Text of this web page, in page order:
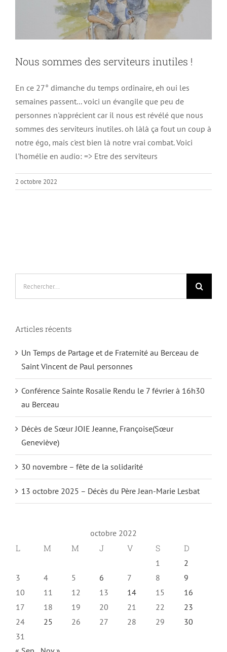
Nous sommes des serviteurs inutiles !
En ce 27° dimanche du temps ordinaire, eh oui les
semaines passent... voici un évangile que peu de
personnes n'apprécient car il nous est révélé que nous
sommes des serviteurs inutiles. oh làlà ça fout un coup à
notre égo, mais c'est bien là notre vrai combat. Voici
l'homélie en audio: => Etre des serviteurs
2 octobre 2022
Articles récents
Un Temps de Partage et de Fraternité au Berceau de
Saint Vincent de Paul personnes
Conférence Sainte Rosalie Rendu le 7 février à 16h30
au Berceau
Décès de Sœur JOIE Jeanne, Françoise(Sœur
Geneviève)
30 novembre – fête de la solidarité
13 octobre 2025 – Décès du Père Jean-Marie Lesbat
octobre 2022
L M M J V S D
1
2
3
4 5 6 7 8
9
10
11 12 13 14 15
16
17
18 19 20 21 22
23
24
25 26 27 28 29
30
31